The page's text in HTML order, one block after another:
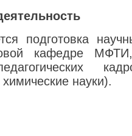
подготовка
кафедре
науки).